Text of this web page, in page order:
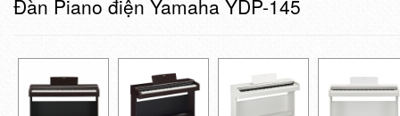
Đàn Piano điện Yamaha YDP-145